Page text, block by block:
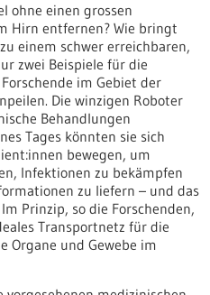
ohne einen grossen
Hirn entfernen? Wie bringt
einem schwer erreichbaren,
zwei Beispiele für die
im Gebiet der
Die winzigen Roboter
Behandlungen
Tages könnten sie sich
bewegen, um
Infektionen zu bekämpfen
zu liefern – und das
Prinzip, so die Forschenden,
Transportnetz für die
Organe und Gewebe im